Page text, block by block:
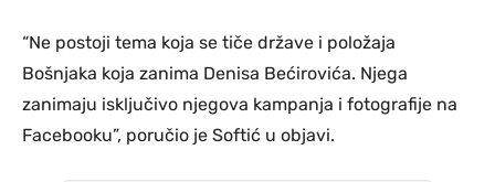
“Ne postoji tema koja se tiče države i položaja
Bošnjaka koja zanima Denisa Bećirovića. Njega
zanimaju isključivo njegova kampanja i fotografije na
Facebooku”, poručio je Softić u objavi.